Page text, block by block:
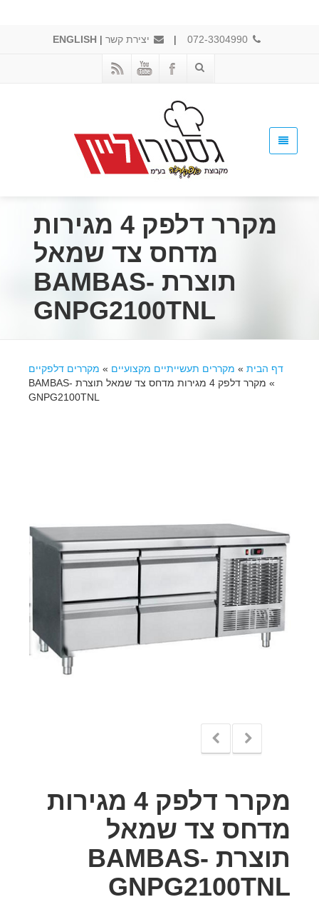
072-3304990
| יצירת קשר |
ENGLISH
מקרר דלפק 4 מגירות
מדחס צד שמאל
תוצרת BAMBAS-
GNPG2100TNL
דף הבית » מקררים תעשייתיים מקצועיים » מקררים דלפקיים
»
מקרר דלפק 4 מגירות מדחס צד שמאל תוצרת BAMBAS-
GNPG2100TNL
מקרר דלפק 4 מגירות
מדחס צד שמאל
תוצרת BAMBAS-
GNPG2100TNL